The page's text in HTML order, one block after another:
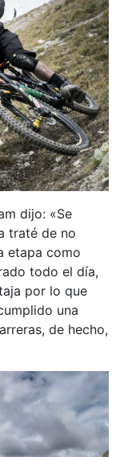
dijo: «Se
traté de no
etapa como
todo el día,
por lo que
una
de hecho,